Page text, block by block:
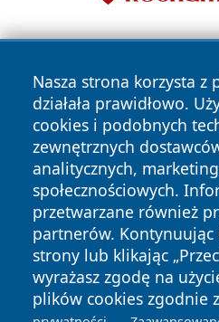
Nasza strona korzysta z
działała prawidłowo.
cookies i podobnych
zewnętrznych
analitycznych,
społecznościowych.
przetwarzane również
partnerów. Kontynuując
strony lub klikając
wyrażasz zgodę na
plików cookies zgodnie
Copyright © 2026 zywieconline.pl
zastrzeżone.
News Autorzy
Polityka